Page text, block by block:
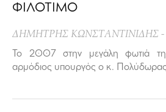
ΦΙΛΟΤΙΜΟ
ΔΗΜΗΤΡΗΣ ΚΩΝΣΤΑΝΤΙΝΙΔΗΣ
Το 2007 στην μεγάλη φωτιά
αρμόδιος υπουργός ο κ. Πολύδωρας